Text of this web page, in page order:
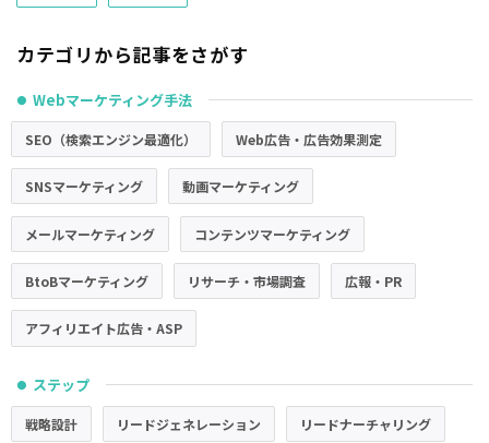
カテゴリから記事をさがす
● Webマーケティング手法
SEO（検索エンジン最適化） Web広告・広告効果測定
SNSマーケティング 動画マーケティング
メールマーケティング コンテンツマーケティング
BtoBマーケティング リサーチ・市場調査 広報・PR
アフィリエイト広告・ASP
● ステップ
戦略設計 リードジェネレーション リードナーチャリング